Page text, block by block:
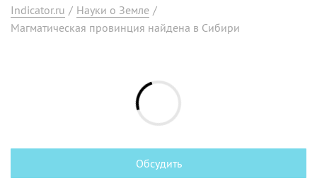
Indicator.ru / Науки о Земле /
Магматическая провинция найдена в Сибири
Обсудить